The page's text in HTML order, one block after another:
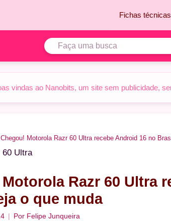
Fichas técnicas
vindas ao Nanobits, um site sem publicidade,
Chegou! Motorola Razr 60 Ultra recebe Android 16 no
Razr 60 Ultra
o que muda
Por Felipe Junqueira